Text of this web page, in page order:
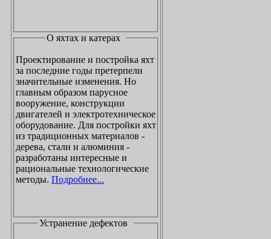
О яхтах и катерах
Проектирование и постройка яхт
за последние годы претерпели
значительные изменения. Но
главным образом парусное
вооружение, конструкции
двигателей и электротехническое
оборудование. Для постройки яхт
из традиционных материалов -
дерева, стали и алюминия -
разработаны интересные и
рациональные технологические
методы. Подробнее...
Устранение дефектов